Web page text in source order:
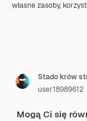
własne zasoby,
Stado krów
user18989612
Mogą Ci się